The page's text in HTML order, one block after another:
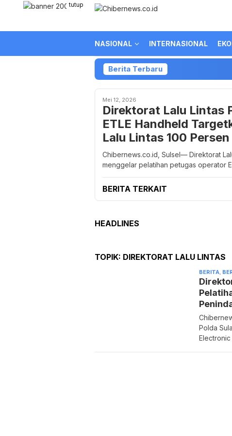
tutup
NASIONAL INTERNASIONAL
Berita Terbaru
Mei 12, 2026
Direktorat Lalu Lintas
ETLE Handheld
Lalu Lintas 100 Persen
Chibernews.co.id, Sulsel— Direktorat
menggelar pelatihan petugas operator
BERITA TERKAIT
HEADLINES
TOPIK: DIREKTORAT LALU LINTAS
BERITA,
Polda